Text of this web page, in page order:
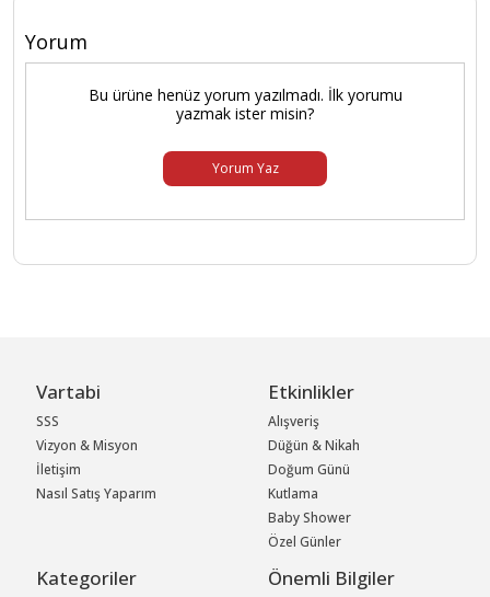
Yorum
Bu ürüne henüz yorum yazılmadı. İlk yorumu
yazmak ister misin?
Yorum Yaz
Vartabi
SSS
Vizyon & Misyon
İletişim
Nasıl Satış Yaparım
Etkinlikler
Alışveriş
Düğün & Nikah
Doğum Günü
Kutlama
Baby Shower
Özel Günler
Kategoriler Önemli Bilgiler